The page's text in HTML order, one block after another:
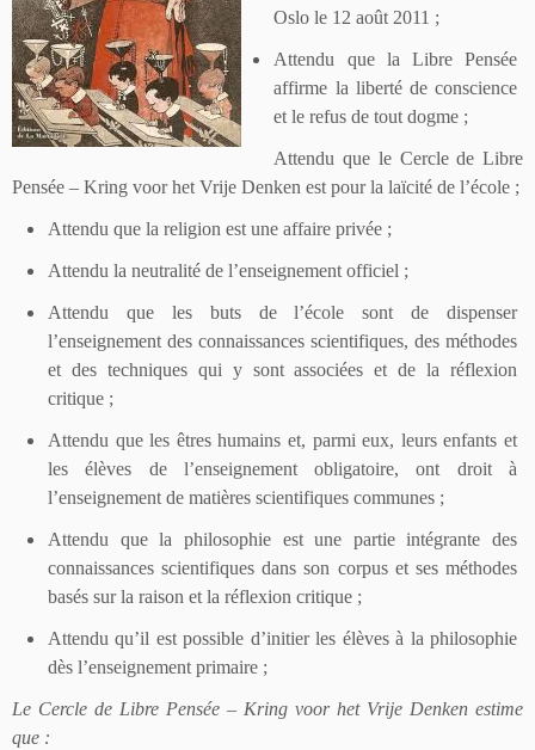
Oslo le 12 août 2011 ;
Attendu que la Libre Pensée
affirme la liberté de conscience
et le refus de tout dogme ;
Attendu que le Cercle de Libre
Pensée – Kring voor het Vrije Denken est pour la laïcité de l’école ;
Attendu que la religion est une affaire privée ;
Attendu la neutralité de l’enseignement officiel ;
Attendu que les buts de l’école sont de dispenser
l’enseignement des connaissances scientifiques, des méthodes
et des techniques qui y sont associées et de la réflexion
critique ;
Attendu que les êtres humains et, parmi eux, leurs enfants et
les élèves de l’enseignement obligatoire, ont droit à
l’enseignement de matières scientifiques communes ;
Attendu que la philosophie est une partie intégrante des
connaissances scientifiques dans son corpus et ses méthodes
basés sur la raison et la réflexion critique ;
Attendu qu’il est possible d’initier les élèves à la philosophie
dès l’enseignement primaire ;
Le Cercle de Libre Pensée – Kring voor het Vrije Denken estime
que :